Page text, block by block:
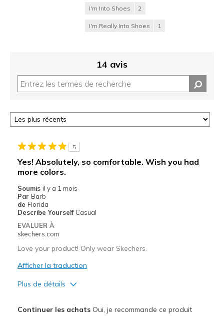
I'm Into Shoes 2
I'm Really Into Shoes 1
14 avis
5
Yes! Absolutely, so comfortable. Wish you had
more colors.
Soumis il y a 1 mois
Par Barb
de Florida
Describe Yourself Casual
EVALUER À
skechers.com
Love your product! Only wear Skechers.
Afficher la traduction
Plus de détails
Continuer les achatsOui, je recommande ce produit